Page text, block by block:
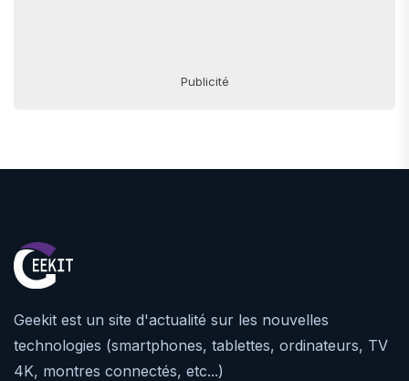
Publicité
Geekit est un site d'actualité sur les nouvelles
technologies (smartphones, tablettes, ordinateurs, TV
4K, montres connectés, etc...)